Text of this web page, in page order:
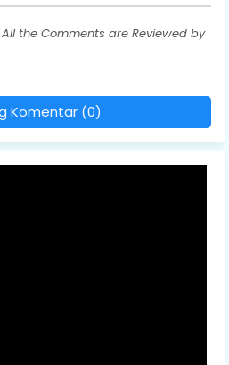
the Comments are Reviewed by
Komentar (0)